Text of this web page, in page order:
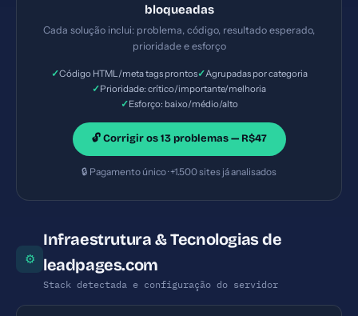
— Prioridade: Importante — Esforço: Baixo
bloqueadas
Cada solução inclui: problema, código, resultado esperado,
prioridade e esforço
✓Código HTML/meta tags prontos✓Agrupadas por categoria
✓Prioridade: crítico/importante/melhoria
✓Esforço: baixo/médio/alto
🔓 Corrigir os 13 problemas — R$47
🔒 Pagamento único · +1.500 sites já analisados
⚙
Infraestrutura & Tecnologias de
leadpages.com
Stack detectada e configuração do servidor